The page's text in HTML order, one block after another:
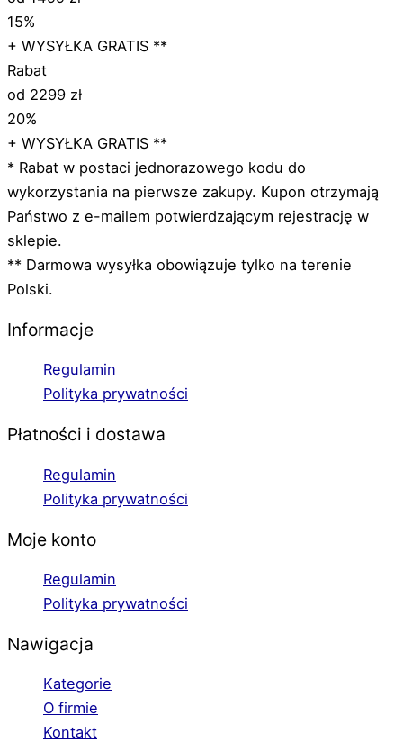
15%
+ WYSYŁKA GRATIS **
Rabat
od 2299 zł
20%
+ WYSYŁKA GRATIS **
* Rabat w postaci jednorazowego kodu do
wykorzystania na pierwsze zakupy. Kupon otrzymają
Państwo z e-mailem potwierdzającym rejestrację w
sklepie.
** Darmowa wysyłka obowiązuje tylko na terenie
Polski.
Informacje
Regulamin
Polityka prywatności
Płatności i dostawa
Regulamin
Polityka prywatności
Moje konto
Regulamin
Polityka prywatności
Nawigacja
Kategorie
O firmie
Kontakt